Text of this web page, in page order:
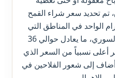
تم تحديد سعر شراء القمح
الواحد في المناطق التي
تسيطر عليها قوات النظام السوري، ما يعادل حوالي 36
أعلى نسبياً من السعر الذي
أضاف إلى شعور الفلاحين في